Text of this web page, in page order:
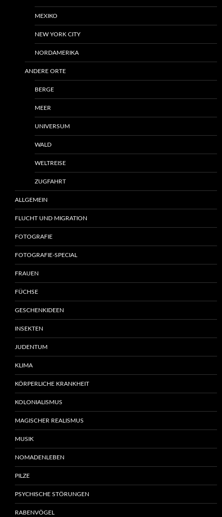
MEXIKO
NEW YORK CITY
NORDAMERIKA
ANDERE ORTE
BERGE
MEER
UNIVERSUM
WALD
WELTREISE
ZUGFAHRT
ALLGEMEIN
FLUCHT UND MIGRATION
FOTOGRAFIE
FOTOGRAFIE-SPECIAL
FRAUEN
FÜCHSE
GESCHENKIDEEN
INSEKTEN
JUDENTUM
KLIMA
KÖRPERLICHE KRANKHEIT
KOLONIALISMUS
MAGISCHER REALISMUS
MUSIK
NOMADENLEBEN
PILZE
PSYCHISCHE STÖRUNGEN
RABENVÖGEL